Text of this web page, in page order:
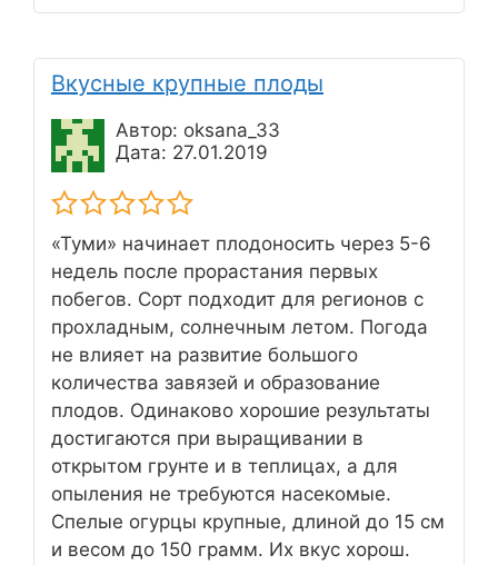
Вкусные крупные плоды
Автор: oksana_33
Дата: 27.01.2019
«Туми» начинает плодоносить через 5-6
недель после прорастания первых
побегов. Сорт подходит для регионов с
прохладным, солнечным летом. Погода
не влияет на развитие большого
количества завязей и образование
плодов. Одинаково хорошие результаты
достигаются при выращивании в
открытом грунте и в теплицах, а для
опыления не требуются насекомые.
Спелые огурцы крупные, длиной до 15 см
и весом до 150 грамм. Их вкус хорош.